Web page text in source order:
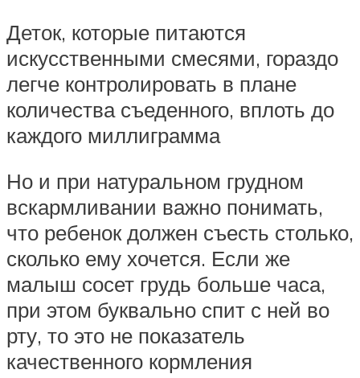
Деток, которые питаются
искусственными смесями, гораздо
легче контролировать в плане
количества съеденного, вплоть до
каждого миллиграмма
Но и при натуральном грудном
вскармливании важно понимать,
что ребенок должен съесть столько,
сколько ему хочется. Если же
малыш сосет грудь больше часа,
при этом буквально спит с ней во
рту, то это не показатель
качественного кормления